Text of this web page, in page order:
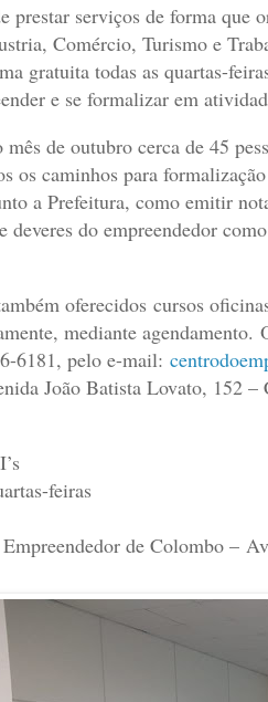
prestar serviços de forma
Comércio, Turismo e
gratuita todas as quartas-
e se formalizar em
de outubro cerca de 45
os caminhos para
a Prefeitura, como emitir
deveres do empreendedor
oferecidos cursos
mediante agendamento.
6181, pelo e-mail:
João Batista Lovato, 152 –
feiras
de Colombo –